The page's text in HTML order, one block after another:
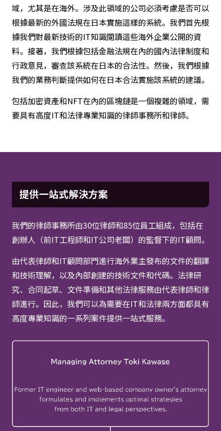
域，尤其是在海外。涉及此領域的公司必須考慮是否可以
根據最新的外國法規在日本實施這樣的系統。我們首先根
據我們對最新技術的IT知識閱讀這些海外企業公開的資
料。接著，我們根據包括金融法規在內的國內法律制度和
行政意見，審查該系統在日本的合法性。然後，我們根據
我們的業務判斷提供如何在日本合法實施該系統的建議。
包括加密資產和NFT在內的區塊鏈是一個複雜的領域，需
要具有高度IT和法律專業知識的律師事務所和律師。
提供一站式解決方案
我們的律師事務所由30位律師和85位員工組成，包括在
創辦人（前IT工程師和IT公司老闆）的監督下的IT顧問。
由代表律師和IT顧問部門進行海外業主發布的文件的翻譯
和技術理解，以及內部創建的技術文件和代碼。法律研
究、合同起草、文件準備和其他法律服務由代表律師和律
師進行。因此，我們可以為需要在IT和法律兩方面都具有
高度專業知識的一系列案件提供一站式服務。